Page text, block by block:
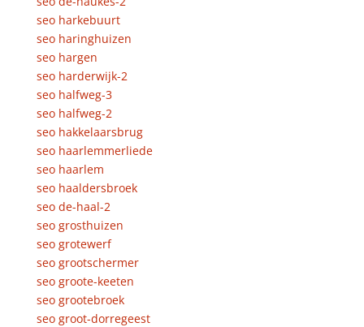
seo harkebuurt
seo haringhuizen
seo hargen
seo harderwijk-2
seo halfweg-3
seo halfweg-2
seo hakkelaarsbrug
seo haarlemmerliede
seo haarlem
seo haaldersbroek
seo de-haal-2
seo grosthuizen
seo grotewerf
seo grootschermer
seo groote-keeten
seo grootebroek
seo groot-dorregeest